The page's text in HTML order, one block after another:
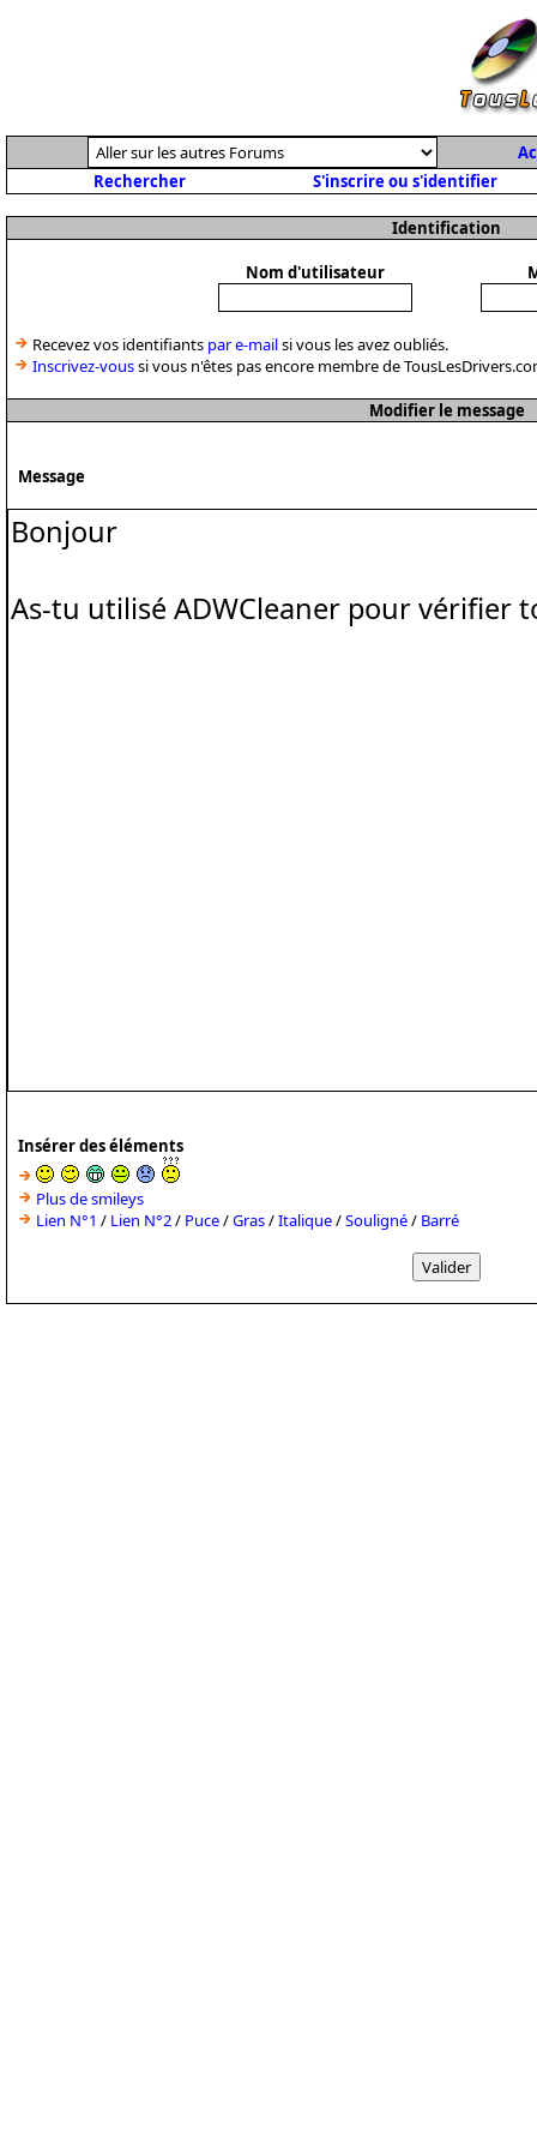
Rechercher
S'inscrire ou s'identifier
Identification
Nom d'utilisateur
Recevez vos identifiants par e-mailsi vous les avez oubliés.
Inscrivez-voussi vous n'êtes pas encore membre de
Modifier le message
Message
Insérer des éléments
Plus de smileys
Lien N°1 / Lien N°2/ Puce/Gras/Italique/Souligné/ Barré